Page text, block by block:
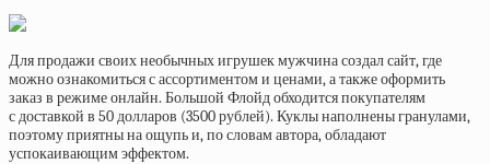
Для продажи своих необычных игрушек мужчина создал сайт, где
можно ознакомиться с ассортиментом и ценами, а также оформить
заказ в режиме онлайн. Большой Флойд обходится покупателям
с доставкой в 50 долларов (3500 рублей). Куклы наполнены гранулами,
поэтому приятны на ощупь и, по словам автора, обладают
успокаивающим эффектом.